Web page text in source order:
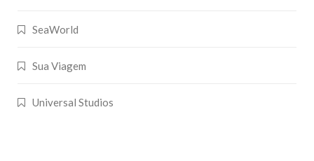
SeaWorld
Sua Viagem
Universal Studios